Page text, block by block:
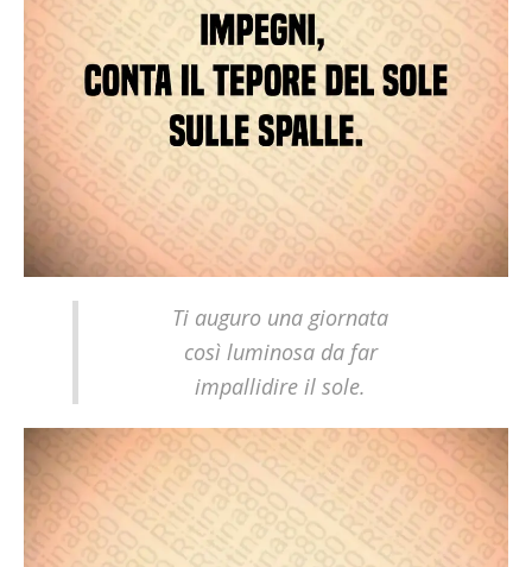
Ti auguro una giornata
così luminosa da far
impallidire il sole.